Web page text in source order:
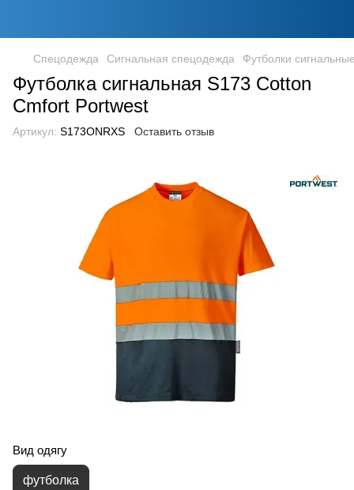
Спецодежда Сигнальная спецодежда Футболки
Футболка сигнальная S173 Cotton
Cmfort Portwest
Артикул: S173ONRXS Оставить отзыв
Вид одягу
футболка